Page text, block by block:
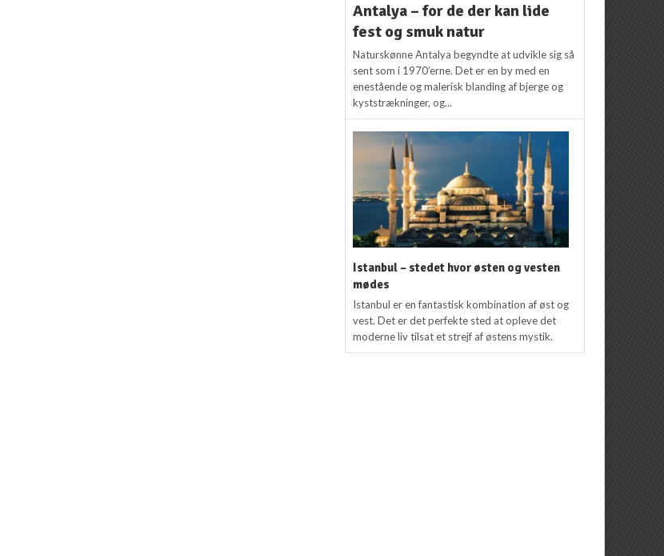
Antalya – for de der kan lide
fest og smuk natur
Naturskønne Antalya begyndte at udvikle sig så
sent som i 1970’erne. Det er en by med en
enestående og malerisk blanding af bjerge og
kyststrækninger, og...
Istanbul – stedet hvor østen og vesten
mødes
Istanbul er en fantastisk kombination af øst og
vest. Det er det perfekte sted at opleve det
moderne liv tilsat et strejf af østens mystik.